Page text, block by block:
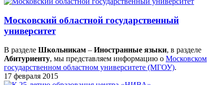
Московский областной государственный
университет
В разделе Школьникам – Иностранные языки, в разделе
Абитуриенту, мы представляем информацию о Московском
государственном областном университете (МГОУ).
17 февраля 2015